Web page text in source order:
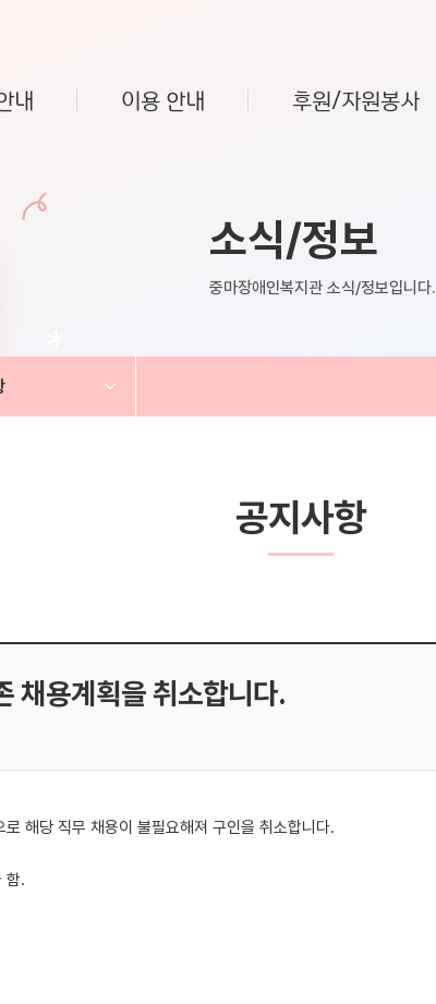
내 이용 안내 후원/자원봉사
소식/정보
중마장애인복지관 소식/정보입니다.
공지사항
채용계획을 취소합니다.
해당 직무 채용이 불필요해져 구인을 취소합니다.
함.